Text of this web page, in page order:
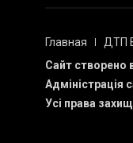
Главная ДТП
Сайт створено
Адміністрація
Усі права